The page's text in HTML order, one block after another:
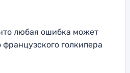
любая ошибка может
французского голкипера